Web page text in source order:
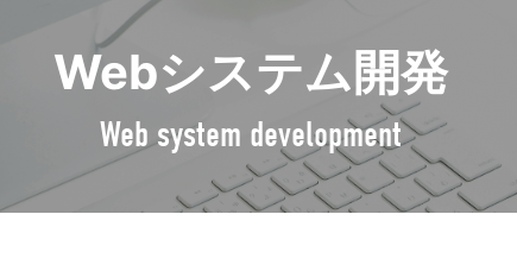
社長挨拶 企業理念
システム開発
SYSTEM DEVELOPMENT
Webシステム開発
Web system development